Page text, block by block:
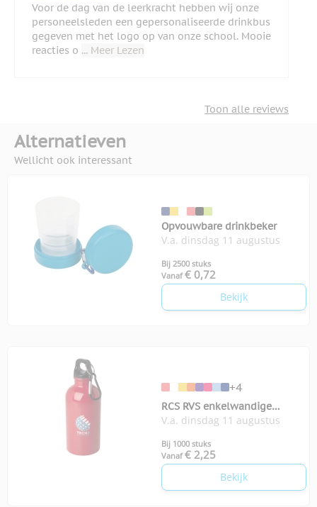
Voor de dag van de leerkracht hebben wij onze
personeelsleden een gepersonaliseerde drinkbus
gegeven met het logo op van onze school. Mooie
reacties o ... Meer Lezen
Toon alle reviews
Alternatieven
Wellicht ook interessant
Opvouwbare drinkbeker
V.a. dinsdag 11 augustus
Bij 2500 stuks
Vanaf € 0,72
Bekijk
+4
RCS RVS enkelwandige
waterfles Oregon 400 ml
V.a. dinsdag 11 augustus
Bij 1000 stuks
Vanaf € 2,25
Bekijk